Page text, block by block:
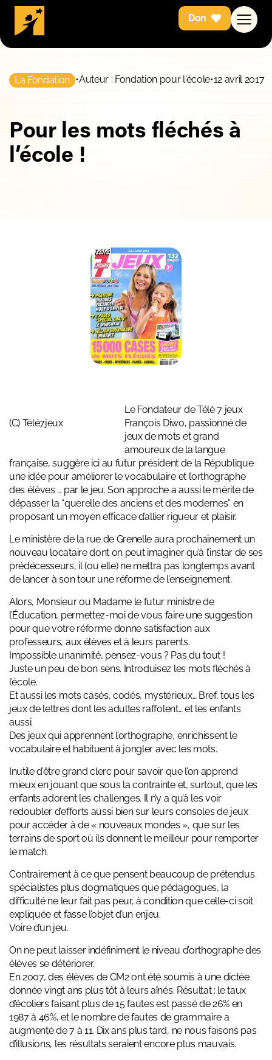
Don
La Fondation •Auteur : Fondation pour l'école•12 avril 2017
Pour les mots fléchés à
l’école !
(C) Télé7jeux
Le Fondateur de Télé 7 jeux
François Diwo, passionné de
jeux de mots et grand
amoureux de la langue
française, suggère ici au futur président de la République
une idée pour améliorer le vocabulaire et l’orthographe
des élèves … par le jeu. Son approche a aussi le mérite de
dépasser la “querelle des anciens et des modernes” en
proposant un moyen efficace d’allier rigueur et plaisir.
Le ministère de la rue de Grenelle aura prochainement un
nouveau locataire dont on peut imaginer qu’à l’instar de ses
prédécesseurs, il (ou elle) ne mettra pas longtemps avant
de lancer à son tour une réforme de l’enseignement.
Alors, Monsieur ou Madame le futur ministre de
l’Éducation, permettez-moi de vous faire une suggestion
pour que votre réforme donne satisfaction aux
professeurs, aux élèves et à leurs parents.
Impossible unanimité, pensez-vous ? Pas du tout !
Juste un peu de bon sens. Introduisez les mots fléchés à
l’école.
Et aussi les mots casés, codés, mystérieux… Bref, tous les
jeux de lettres dont les adultes raffolent… et les enfants
aussi.
Des jeux qui apprennent l’orthographe, enrichissent le
vocabulaire et habituent à jongler avec les mots.
Inutile d’être grand clerc pour savoir que l’on apprend
mieux en jouant que sous la contrainte et, surtout, que les
enfants adorent les challenges. Il n’y a qu’à les voir
redoubler d’efforts aussi bien sur leurs consoles de jeux
pour accéder à de « nouveaux mondes », que sur les
terrains de sport où ils donnent le meilleur pour remporter
le match.
Contrairement à ce que pensent beaucoup de prétendus
spécialistes plus dogmatiques que pédagogues, la
difficulté ne leur fait pas peur, à condition que celle-ci soit
expliquée et fasse l’objet d’un enjeu.
Voire d’un jeu.
On ne peut laisser indéfiniment le niveau d’orthographe des
élèves se détériorer.
En 2007, des élèves de CM2 ont été soumis à une dictée
donnée vingt ans plus tôt à leurs aînés. Résultat : le taux
d’écoliers faisant plus de 15 fautes est passé de 26% en
1987 à 46%, et le nombre de fautes de grammaire a
augmenté de 7 à 11. Dix ans plus tard, ne nous faisons pas
d’illusions, les résultats seraient encore plus mauvais.